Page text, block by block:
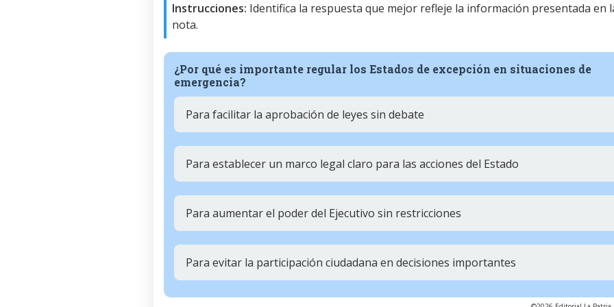
Instrucciones: Identifica la respuesta que mejor refleje la información presentada en
nota.
¿Por qué es importante regular los Estados de excepción en situaciones de
emergencia?
Para facilitar la aprobación de leyes sin debate
Para establecer un marco legal claro para las acciones del Estado
Para aumentar el poder del Ejecutivo sin restricciones
Para evitar la participación ciudadana en decisiones importantes